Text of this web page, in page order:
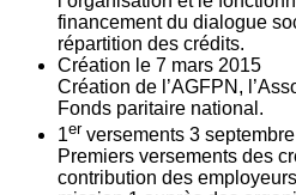
financement du dialogue
répartition des crédits.
Création le 7 mars 2015
Création de l’AGFPN,
Fonds paritaire national.
1er versements 3
Premiers versements des
contribution des